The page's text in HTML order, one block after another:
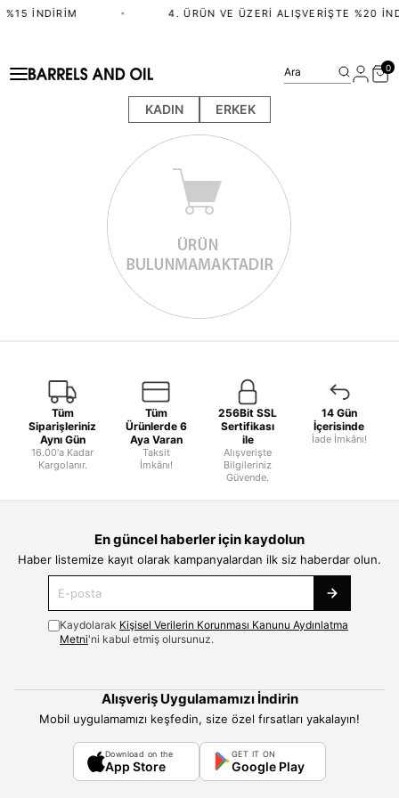
%15 İNDIRIM • 4. ÜRÜN VE ÜZERI ALIŞVERIŞTE %20
KADIN ERKEK
Ara 0
Tüm
Siparişleriniz
Aynı Gün
16.00'a Kadar
Kargolanır.
Tüm
Ürünlerde 6
Aya Varan
Taksit
İmkânı!
256Bit SSL
Sertifikası
ile
Alışverişte
Bilgileriniz
Güvende.
14 Gün
İçerisinde
İade İmkânı!
En güncel haberler için kaydolun
Haber listemize kayıt olarak kampanyalardan ilk siz haberdar olun.
Kaydolarak Kişisel Verilerin Korunması Kanunu Aydınlatma
Metni'ni kabul etmiş olursunuz.
Alışveriş Uygulamamızı İndirin
Mobil uygulamamızı keşfedin, size özel fırsatları yakalayın!
Download on the
App Store
GET IT ON
Google Play